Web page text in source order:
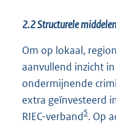
2.2 Structurele middelen
Om op lokaal,
aanvullend inzicht
ondermijnende
extra geïnvesteerd
RIEC-verband5. Op